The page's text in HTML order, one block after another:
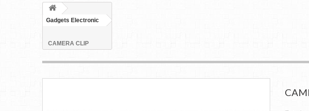
Gadgets Electronic
CAMERA CLIP